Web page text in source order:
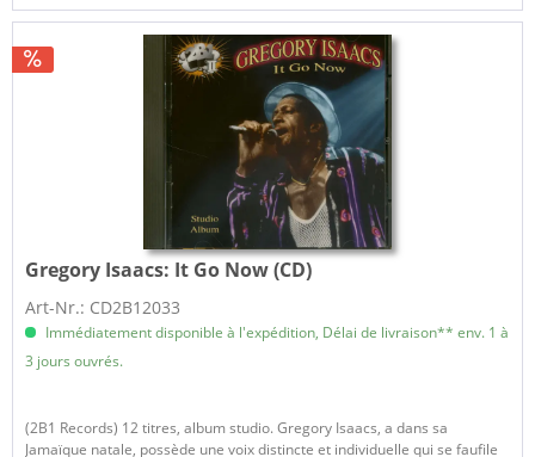
Gregory Isaacs: It Go Now (CD)
Art-Nr.: CD2B12033
Immédiatement disponible à l'expédition, Délai de livraison** env. 1 à
3 jours ouvrés.
(2B1 Records) 12 titres, album studio. Gregory Isaacs, a dans sa
Jamaïque natale, possède une voix distincte et individuelle qui se faufile